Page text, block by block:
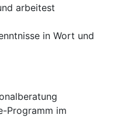
arbeitest
in Wort und
Programm im